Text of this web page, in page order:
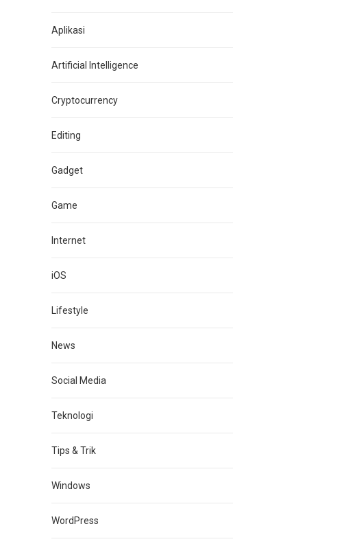
Aplikasi
Artificial Intelligence
Cryptocurrency
Editing
Gadget
Game
Internet
iOS
Lifestyle
News
Social Media
Teknologi
Tips & Trik
Windows
WordPress